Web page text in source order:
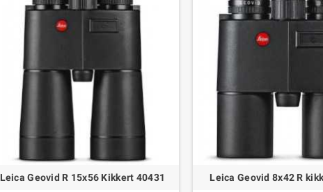
Leica Geovid R 15x56 Kikkert 40431 Leica Geovid 8x42 R